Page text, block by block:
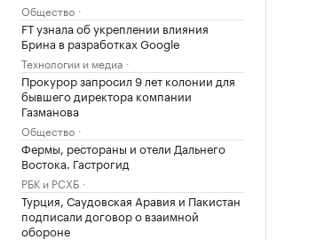
Общество
FT узнала об укреплении влияния
Брина в разработках Google
Технологии и медиа
Прокурор запросил 9 лет колонии для
бывшего директора компании
Газманова
Общество
Фермы, рестораны и отели Дальнего
Востока. Гастрогид
РБК и РСХБ
Турция, Саудовская Аравия и Пакистан
подписали договор о взаимной
обороне